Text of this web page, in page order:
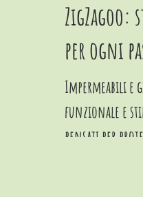
ZigZagoo:
per ogni
Impermeabili e
funzionale e
pensati per